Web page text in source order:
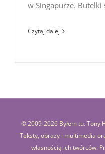
w Singapurze.
Czytaj dalej
© 2009-2026 Byłem tu. Tony
Teksty, obrazy i multimedia
własnością ich twórców.